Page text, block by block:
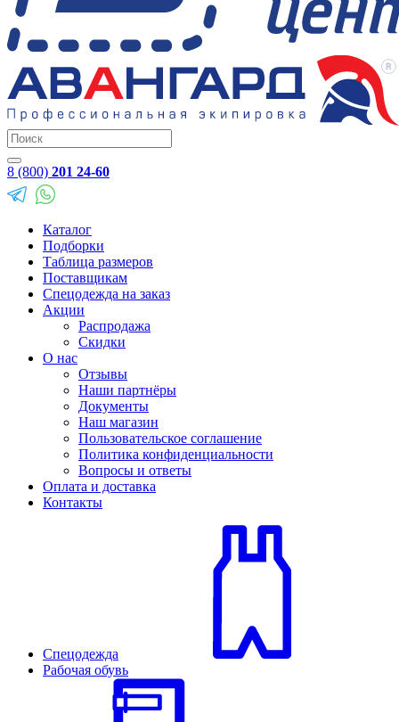
8 (800) 201 24-60
Каталог
Подборки
Таблица размеров
Поставщикам
Спецодежда на заказ
Акции
Распродажа
Скидки
О нас
Отзывы
Наши партнёры
Документы
Наш магазин
Пользовательское соглашение
Политика конфиденциальности
Вопросы и ответы
Оплата и доставка
Контакты
Спецодежда
Рабочая обувь